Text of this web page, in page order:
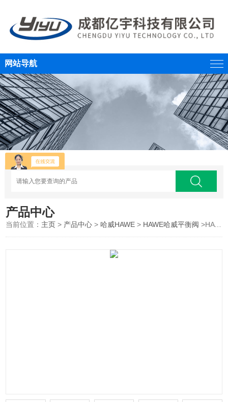
网站导航
产品中心
当前位置： 主页 > 产品中心 >哈威HAWE > HAWE哈威平衡阀 >HAWE哈威平衡阀